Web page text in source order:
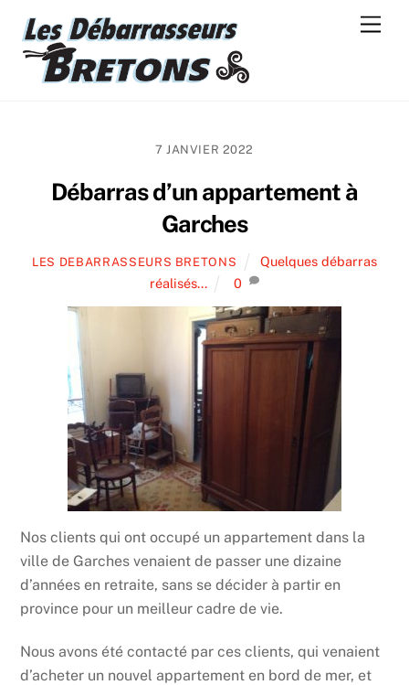
content
7 JANVIER 2022
Débarras d’un appartement à
Garches
LES DEBARRASSEURS BRETONS
Quelques débarras
réalisés...
0
Nos clients qui ont occupé un appartement dans la
ville de Garches venaient de passer une dizaine
d’années en retraite, sans se décider à partir en
province pour un meilleur cadre de vie.
Nous avons été contacté par ces clients, qui venaient
d’acheter un nouvel appartement en bord de mer, et